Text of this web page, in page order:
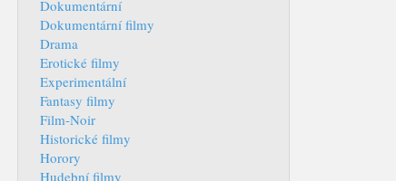
Dokumentární
Dokumentární filmy
Drama
Erotické filmy
Experimentální
Fantasy filmy
Film-Noir
Historické filmy
Horory
Hudební filmy